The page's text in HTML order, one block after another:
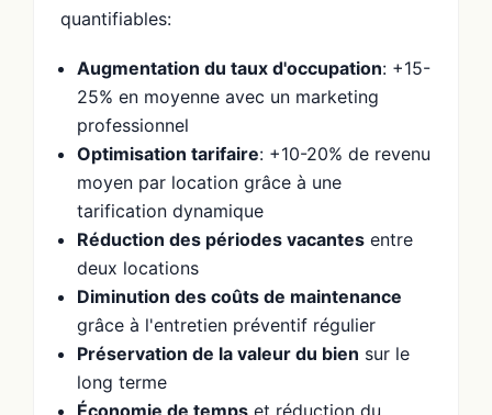
quantifiables:
Augmentation du taux d'occupation: +15-
25% en moyenne avec un marketing
professionnel
Optimisation tarifaire: +10-20% de revenu
moyen par location grâce à une
tarification dynamique
Réduction des périodes vacantes entre
deux locations
Diminution des coûts de maintenance
grâce à l'entretien préventif régulier
Préservation de la valeur du bien sur le
long terme